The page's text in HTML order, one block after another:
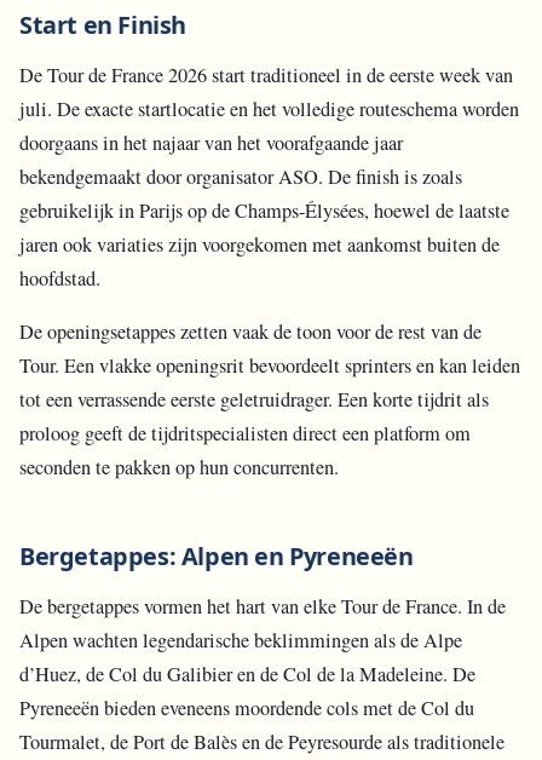
Start en Finish
De Tour de France 2026 start traditioneel in de eerste week van
juli. De exacte startlocatie en het volledige routeschema worden
doorgaans in het najaar van het voorafgaande jaar
bekendgemaakt door organisator ASO. De finish is zoals
gebruikelijk in Parijs op de Champs-Élysées, hoewel de laatste
jaren ook variaties zijn voorgekomen met aankomst buiten de
hoofdstad.
De openingsetappes zetten vaak de toon voor de rest van de
Tour. Een vlakke openingsrit bevoordeelt sprinters en kan leiden
tot een verrassende eerste geletruidrager. Een korte tijdrit als
proloog geeft de tijdritspecialisten direct een platform om
seconden te pakken op hun concurrenten.
Bergetappes: Alpen en Pyreneeën
De bergetappes vormen het hart van elke Tour de France. In de
Alpen wachten legendarische beklimmingen als de Alpe
d’Huez, de Col du Galibier en de Col de la Madeleine. De
Pyreneeën bieden eveneens moordende cols met de Col du
Tourmalet, de Port de Balès en de Peyresourde als traditionele